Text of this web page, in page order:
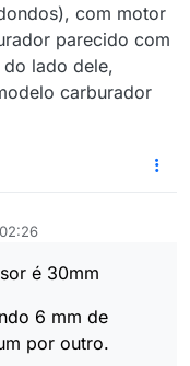
com motor
parecido com
lado dele,
carburador
é 30mm
6 mm de
por outro.